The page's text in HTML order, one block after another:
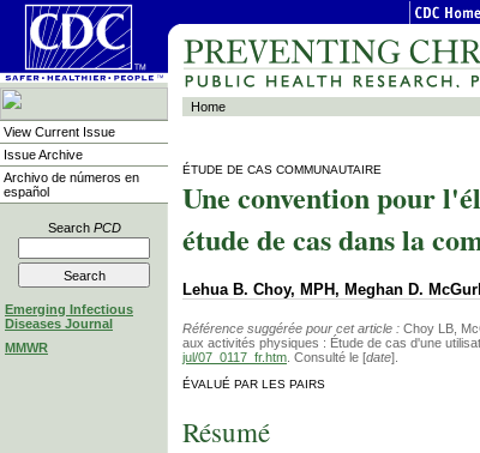
View Current Issue
Issue Archive
Archivo de números en
español
Search PCD
Emerging Infectious
Diseases Journal
MMWR
Home
ÉTUDE DE CAS COMMUNAUTAIRE
Une convention pour
étude de cas dans la
Lehua B. Choy, MPH, Meghan D.
Référence suggérée pour cet article : Choy LB,
aux activités physiques : Étude de cas d'une
jul/07_0117_fr.htm . Consulté le [date].
ÉVALUÉ PAR LES PAIRS
Résumé